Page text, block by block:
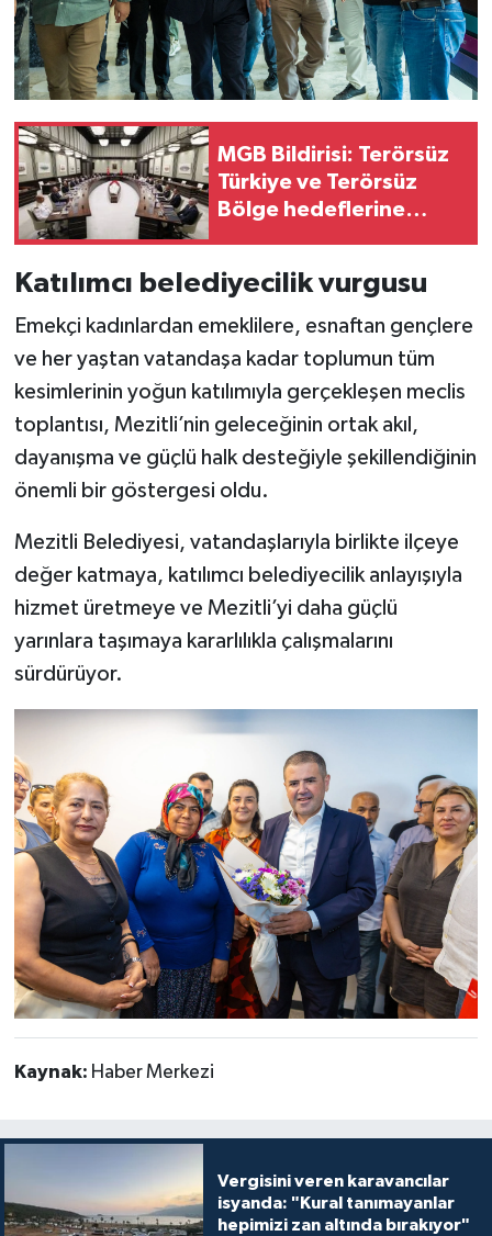
MGB Bildirisi: Terörsüz
Türkiye ve Terörsüz
Bölge hedeflerine
ele alındı
Katılımcı belediyecilik vurgusu
Emekçi kadınlardan emeklilere, esnaftan gençlere
ve her yaştan vatandaşa kadar toplumun tüm
kesimlerinin yoğun katılımıyla gerçekleşen meclis
toplantısı, Mezitli’nin geleceğinin ortak akıl,
dayanışma ve güçlü halk desteğiyle şekillendiğinin
önemli bir göstergesi oldu.
Mezitli Belediyesi, vatandaşlarıyla birlikte ilçeye
değer katmaya, katılımcı belediyecilik anlayışıyla
hizmet üretmeye ve Mezitli’yi daha güçlü
yarınlara taşımaya kararlılıkla çalışmalarını
sürdürüyor.
Kaynak: Haber Merkezi
Vergisini veren karavancılar
isyanda: "Kural tanımayanlar
hepimizi zan altında bırakıyor"